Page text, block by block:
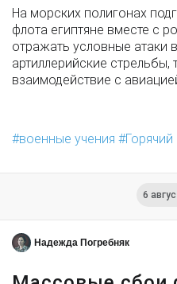
На морских полигонах
флота египтяне вместе с
отражать условные атаки
артиллерийские
взаимодействие с
военные учения
6
Надежда Погребняк